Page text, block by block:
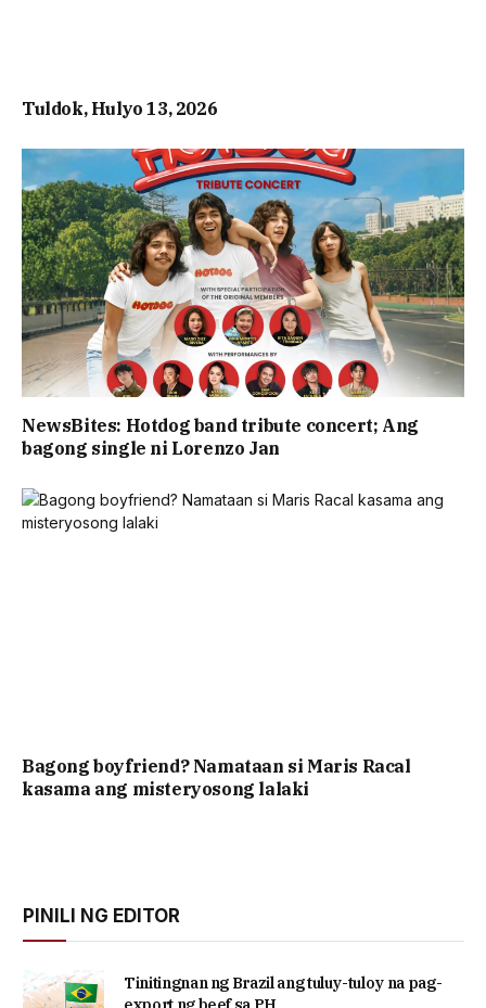
Tuldok, Hulyo 13, 2026
NewsBites: Hotdog band tribute concert; Ang
bagong single ni Lorenzo Jan
Bagong boyfriend? Namataan si Maris Racal
kasama ang misteryosong lalaki
PINILI NG EDITOR
Tinitingnan ng Brazil ang tuluy-tuloy na pag-